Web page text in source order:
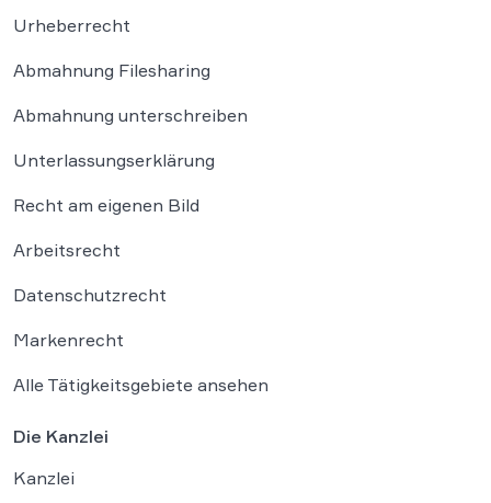
Urheberrecht
Abmahnung Filesharing
Abmahnung unterschreiben
Unterlassungserklärung
Recht am eigenen Bild
Arbeitsrecht
Datenschutzrecht
Markenrecht
Alle Tätigkeitsgebiete ansehen
Die Kanzlei
Kanzlei